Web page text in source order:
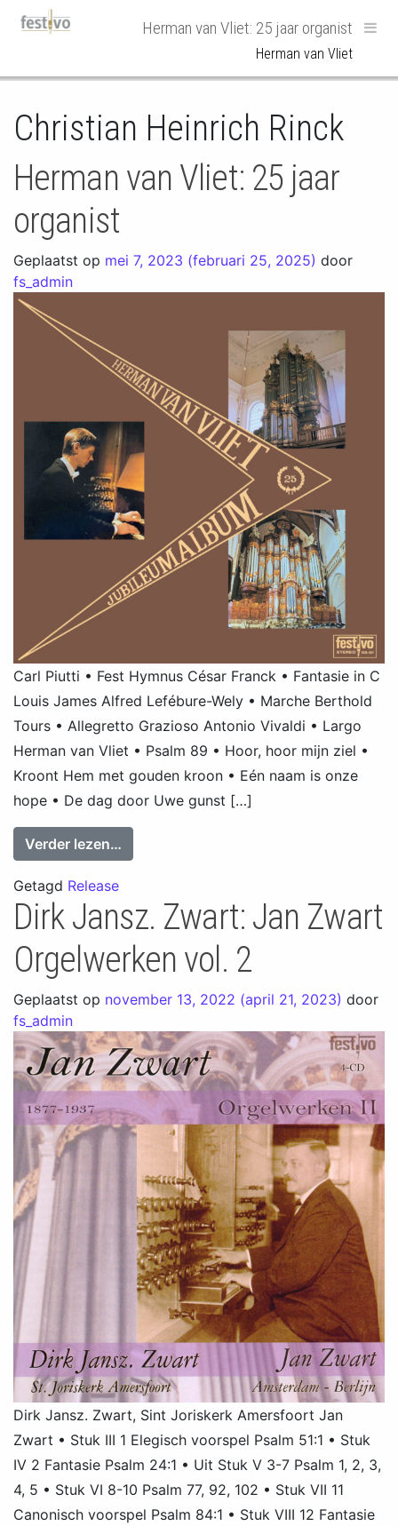
HoofdnavigatieHerman van Vliet: 25 jaar organist
Herman van Vliet
Christian Heinrich Rinck
Herman van Vliet: 25 jaar
organist
Geplaatst op mei 7, 2023 (februari 25, 2025) door
fs_admin
Carl Piutti • Fest Hymnus César Franck • Fantasie in C
Louis James Alfred Lefébure-Wely • Marche Berthold
Tours • Allegretto Grazioso Antonio Vivaldi • Largo
Herman van Vliet • Psalm 89 • Hoor, hoor mijn ziel •
Kroont Hem met gouden kroon • Eén naam is onze
hope • De dag door Uwe gunst […]
Verder lezen…
Getagd Release
Dirk Jansz. Zwart: Jan Zwart
Orgelwerken vol. 2
Geplaatst op november 13, 2022 (april 21, 2023) door
fs_admin
Dirk Jansz. Zwart, Sint Joriskerk Amersfoort Jan
Zwart • Stuk III 1 Elegisch voorspel Psalm 51:1 • Stuk
IV 2 Fantasie Psalm 24:1 • Uit Stuk V 3-7 Psalm 1, 2, 3,
4, 5 • Stuk VI 8-10 Psalm 77, 92, 102 • Stuk VII 11
Canonisch voorspel Psalm 84:1 • Stuk VIII 12 Fantasie